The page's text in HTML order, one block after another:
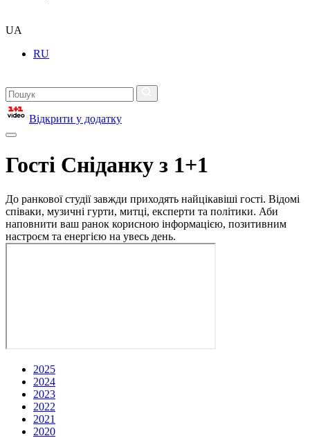
UA
RU
Відкрити у додатку
Гості Сніданку з 1+1
До ранкової студії завжди приходять найцікавіші гості. Відомі
співаки, музичні гурти, митці, експерти та політики. Аби
наповнити ваш ранок корисною інформацією, позитивним
настроєм та енергією на увесь день.
2025
2024
2023
2022
2021
2020